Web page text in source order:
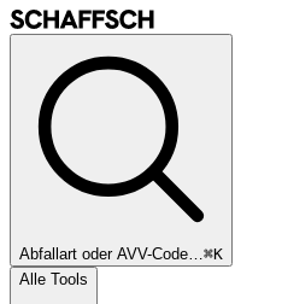
Abfallart oder AVV-Code…⌘K
Alle Tools